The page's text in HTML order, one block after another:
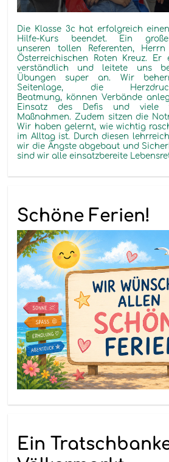
Die Klasse 3c hat erfolgreich
Hilfe-Kurs beendet. Ein
unseren
tollen Referenten,
Österreichischen Roten Kreuz. Er
verständlich und leitete uns
Übungen super an. Wir
Seitenlage,
die
Beatmung, können Verbände
Einsatz des Defis
und viele
Maßnahmen. Zudem sitzen die
Wir haben gelernt, wie wichtig
im Alltag ist. Durch diesen
wir die Ängste abgebaut und
sind wir alle einsatzbereite
Schöne Ferien!
Ein